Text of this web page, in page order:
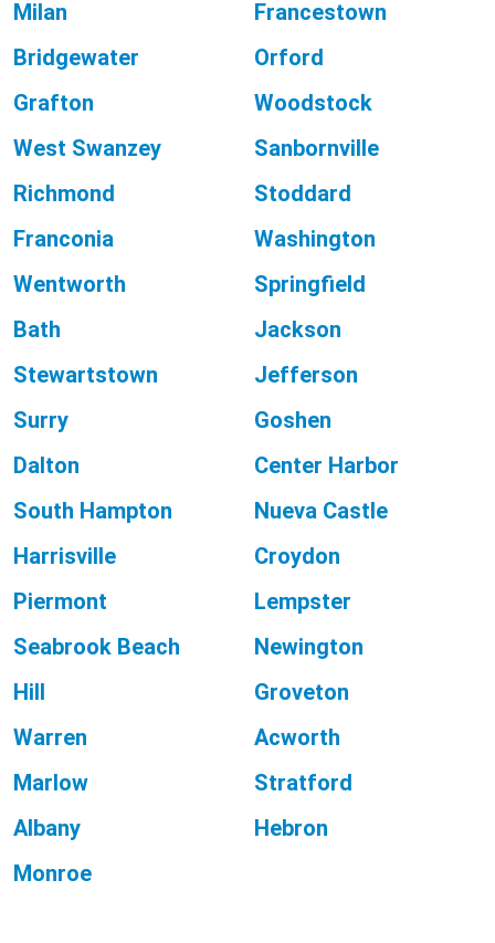
Milan
Francestown
Bridgewater
Orford
Grafton
Woodstock
West Swanzey
Sanbornville
Richmond
Stoddard
Franconia
Washington
Wentworth
Springfield
Bath
Jackson
Stewartstown
Jefferson
Surry
Goshen
Dalton
Center Harbor
South Hampton
Nueva Castle
Harrisville
Croydon
Piermont
Lempster
Seabrook Beach
Newington
Hill
Groveton
Warren
Acworth
Marlow
Stratford
Albany
Hebron
Monroe